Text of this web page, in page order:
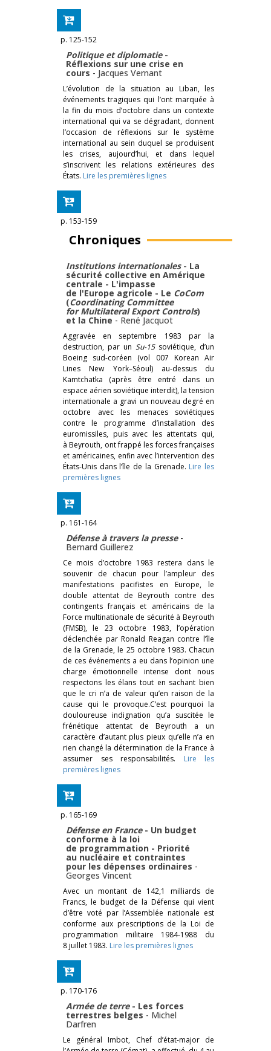
p. 125-152
Politique et diplomatie-
Réflexions sur une crise en
cours - Jacques Vernant
L’évolution de la situation au Liban, les
événements tragiques qui l’ont marquée à
la fin du mois d’octobre dans un contexte
international qui va se dégradant, donnent
l’occasion de réflexions sur le système
international au sein duquel se produisent
les crises, aujourd’hui, et dans lequel
s’inscrivent les relations extérieures des
États. Lire les premières lignes
p. 153-159
Chroniques
Institutions internationales- La
sécurité collective en Amérique
centrale - L'impasse
de l'Europe agricole - Le CoCom
(Coordinating Committee
for Multilateral Export Controls)
et la Chine - René Jacquot
Aggravée en septembre 1983 par la
destruction, par un Su-15soviétique, d’un
Boeing sud-coréen (vol 007 Korean Air
Lines New York–Séoul) au-dessus du
Kamtchatka (après être entré dans un
espace aérien soviétique interdit), la tension
internationale a gravi un nouveau degré en
octobre avec les menaces soviétiques
contre le programme d’installation des
euromissiles, puis avec les attentats qui,
à Beyrouth, ont frappé les forces françaises
et américaines, enfin avec l’intervention des
États-Unis dans l’île de la Grenade. Lire les
premières lignes
p. 161-164
Défense à travers la presse -
Bernard Guillerez
Ce mois d’octobre 1983 restera dans le
souvenir de chacun pour l’ampleur des
manifestations pacifistes en Europe, le
double attentat de Beyrouth contre des
contingents français et américains de la
Force multinationale de sécurité à Beyrouth
(FMSB), le 23 octobre 1983, l’opération
déclenchée par Ronald Reagan contre l’île
de la Grenade, le 25 octobre 1983. Chacun
de ces événements a eu dans l’opinion une
charge émotionnelle intense dont nous
respectons les élans tout en sachant bien
que le cri n’a de valeur qu’en raison de la
cause qui le provoque.C’est pourquoi la
douloureuse indignation qu’a suscitée le
frénétique attentat de Beyrouth a un
caractère d’autant plus pieux qu’elle n’a en
rien changé la détermination de la France à
assumer ses responsabilités. Lire les
premières lignes
p. 165-169
Défense en France- Un budget
conforme à la loi
de programmation - Priorité
au nucléaire et contraintes
pour les dépenses ordinaires -
Georges Vincent
Avec un montant de 142,1 milliards de
Francs, le budget de la Défense qui vient
d’être voté par l’Assemblée nationale est
conforme aux prescriptions de la Loi de
programmation militaire 1984-1988 du
8 juillet 1983. Lire les premières lignes
p. 170-176
Armée de terre- Les forces
terrestres belges - Michel
Darfren
Le général Imbot, Chef d’état-major de